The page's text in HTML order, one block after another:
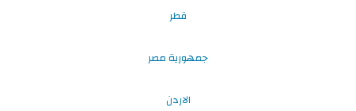
قطر
جمهورية مصر
الاردن